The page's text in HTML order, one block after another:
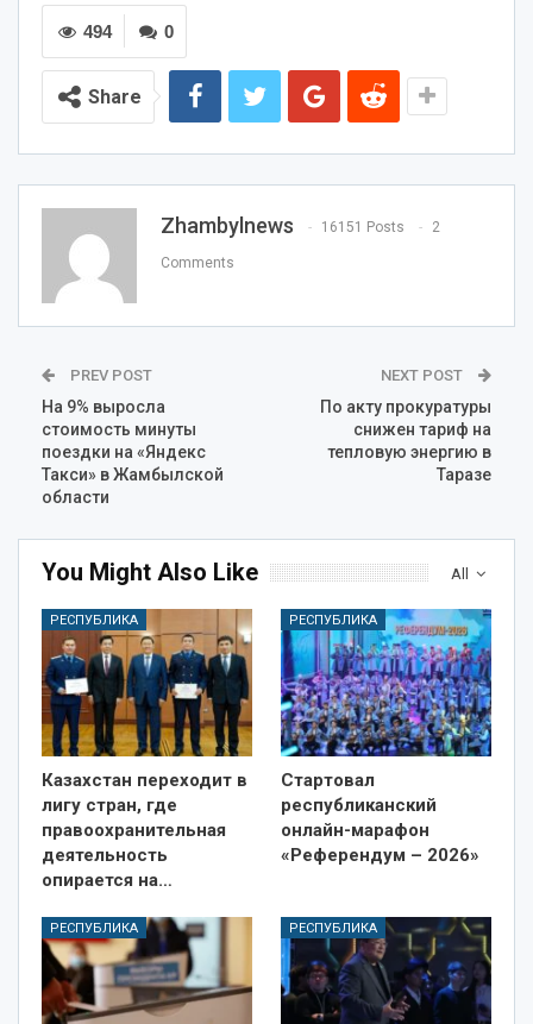
0
494
Share
Zhambylnews 16151 Posts 2
Comments
PREV POST
На 9% выросла
стоимость минуты
поездки на «Яндекс
Такси» в Жамбылской
области
NEXT POST
По акту прокуратуры
снижен тариф на
тепловую энергию в
Таразе
All
You Might Also Like
РЕСПУБЛИКА
Казахстан переходит в
лигу стран, где
правоохранительная
деятельность
опирается на…
РЕСПУБЛИКА
Стартовал
республиканский
онлайн-марафон
«Референдум – 2026»
РЕСПУБЛИКА РЕСПУБЛИКА